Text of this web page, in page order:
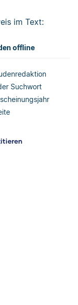
im Text:
offline
Suchwort